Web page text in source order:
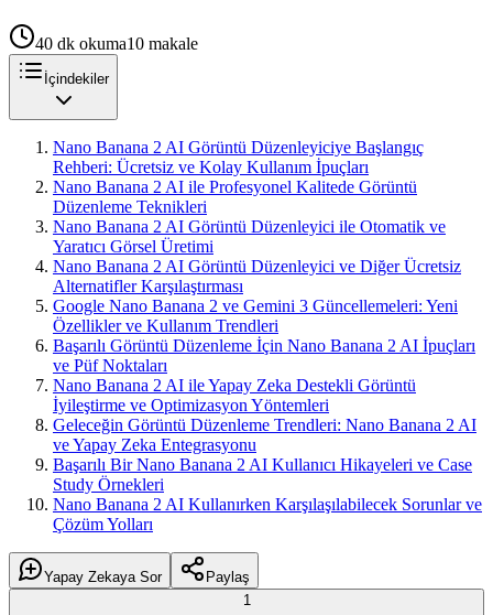
40 dk okuma10 makale
İçindekiler
Nano Banana 2 AI Görüntü Düzenleyiciye Başlangıç
Rehberi: Ücretsiz ve Kolay Kullanım İpuçları
Nano Banana 2 AI ile Profesyonel Kalitede Görüntü
Düzenleme Teknikleri
Nano Banana 2 AI Görüntü Düzenleyici ile Otomatik ve
Yaratıcı Görsel Üretimi
Nano Banana 2 AI Görüntü Düzenleyici ve Diğer Ücretsiz
Alternatifler Karşılaştırması
Google Nano Banana 2 ve Gemini 3 Güncellemeleri: Yeni
Özellikler ve Kullanım Trendleri
Başarılı Görüntü Düzenleme İçin Nano Banana 2 AI İpuçları
ve Püf Noktaları
Nano Banana 2 AI ile Yapay Zeka Destekli Görüntü
İyileştirme ve Optimizasyon Yöntemleri
Geleceğin Görüntü Düzenleme Trendleri: Nano Banana 2 AI
ve Yapay Zeka Entegrasyonu
Başarılı Bir Nano Banana 2 AI Kullanıcı Hikayeleri ve Case
Study Örnekleri
Nano Banana 2 AI Kullanırken Karşılaşılabilecek Sorunlar ve
Çözüm Yolları
Yapay Zekaya Sor
Paylaş
1